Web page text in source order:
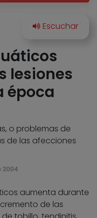
lesiones
época
o problemas de
de las afecciones
2004
aumenta durante
de las